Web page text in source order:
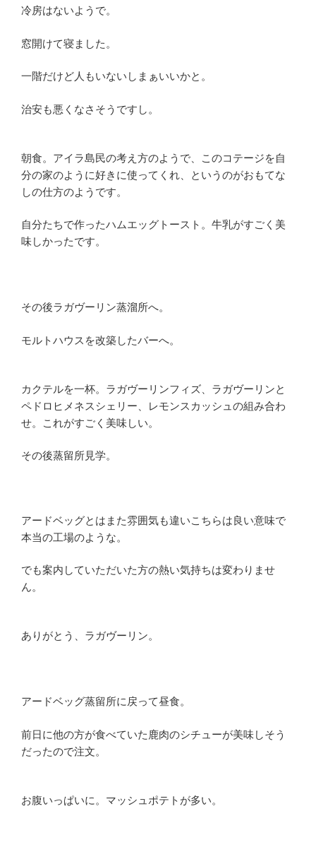
冷房はないようで。
窓開けて寝ました。
一階だけど人もいないしまぁいいかと。
治安も悪くなさそうですし。
朝食。アイラ島民の考え方のようで、このコテージを自
分の家のように好きに使ってくれ、というのがおもてな
しの仕方のようです。
自分たちで作ったハムエッグトースト。牛乳がすごく美
味しかったです。
その後ラガヴーリン蒸溜所へ。
モルトハウスを改築したバーへ。
カクテルを一杯。ラガヴーリンフィズ、ラガヴーリンと
ペドロヒメネスシェリー、レモンスカッシュの組み合わ
せ。これがすごく美味しい。
その後蒸留所見学。
アードベッグとはまた雰囲気も違いこちらは良い意味で
本当の工場のような。
でも案内していただいた方の熱い気持ちは変わりませ
ん。
ありがとう、ラガヴーリン。
アードベッグ蒸留所に戻って昼食。
前日に他の方が食べていた鹿肉のシチューが美味しそう
だったので注文。
お腹いっぱいに。マッシュポテトが多い。